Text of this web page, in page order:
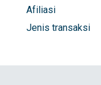
Afiliasi
Jenis transaksi